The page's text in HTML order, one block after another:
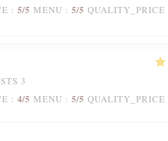
: 5/5 MENU : 5/5 QUALITY_PRICE
3
: 4/5 MENU : 5/5 QUALITY_PRICE